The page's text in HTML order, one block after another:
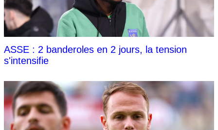
ASSE : 2 banderoles en 2 jours, la tension
s'intensifie